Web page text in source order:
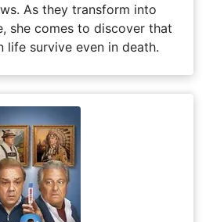
As they transform into
she comes to discover that
life survive even in death.